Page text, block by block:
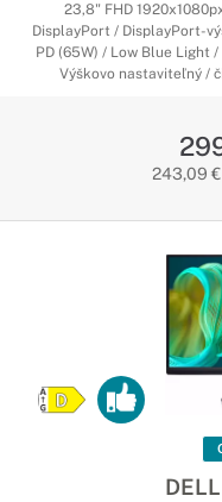
23,8" FHD
DisplayPort / DisplayPort-
PD (65W) / Low Blue Light
Výškovo nastaviteľný /
243,09 €